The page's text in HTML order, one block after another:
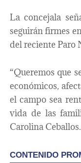
La concejala
seguirán firmes
del reciente Paro
“Queremos que
económicos,
el campo sea
vida de las
Carolina Ceballos.